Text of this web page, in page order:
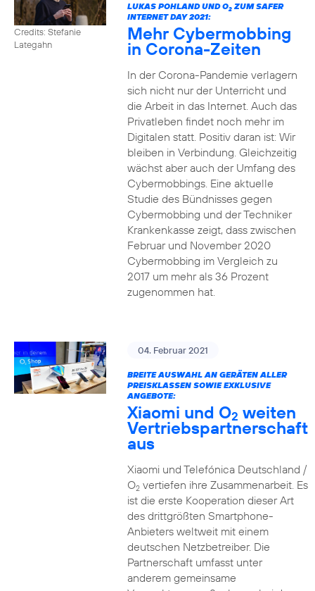
Credits: Stefanie
Lategahn
LUKAS POHLAND UND O2ZUM SAFER
INTERNET DAY 2021:
Mehr Cybermobbing
in Corona-Zeiten
In der Corona-Pandemie verlagern
sich nicht nur der Unterricht und
die Arbeit in das Internet. Auch das
Privatleben findet noch mehr im
Digitalen statt. Positiv daran ist: Wir
bleiben in Verbindung. Gleichzeitig
wächst aber auch der Umfang des
Cybermobbings. Eine aktuelle
Studie des Bündnisses gegen
Cybermobbing und der Techniker
Krankenkasse zeigt, dass zwischen
Februar und November 2020
Cybermobbing im Vergleich zu
2017 um mehr als 36 Prozent
zugenommen hat.
04. Februar 2021
BREITE AUSWAHL AN GERÄTEN ALLER
PREISKLASSEN SOWIE EXKLUSIVE
ANGEBOTE:
Xiaomi und O2 weiten
Vertriebspartnerschaft
aus
Xiaomi und Telefónica Deutschland /
O2vertiefen ihre Zusammenarbeit. Es
ist die erste Kooperation dieser Art
des drittgrößten Smartphone-
Anbieters weltweit mit einem
deutschen Netzbetreiber. Die
Partnerschaft umfasst unter
anderem gemeinsame